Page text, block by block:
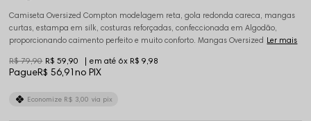
Camiseta Oversized Compton modelagem reta, gola redonda careca, mangas
curtas, estampa em silk, costuras reforçadas, confeccionada em Algodão,
proporcionando caimento perfeito e muito conforto. Mangas Oversized Ler mais
PagueR$ 56,91no PIX
R$ 79,90 R$ 59,90 6x R$ 9,98
Economize R$ 3,00 via pix